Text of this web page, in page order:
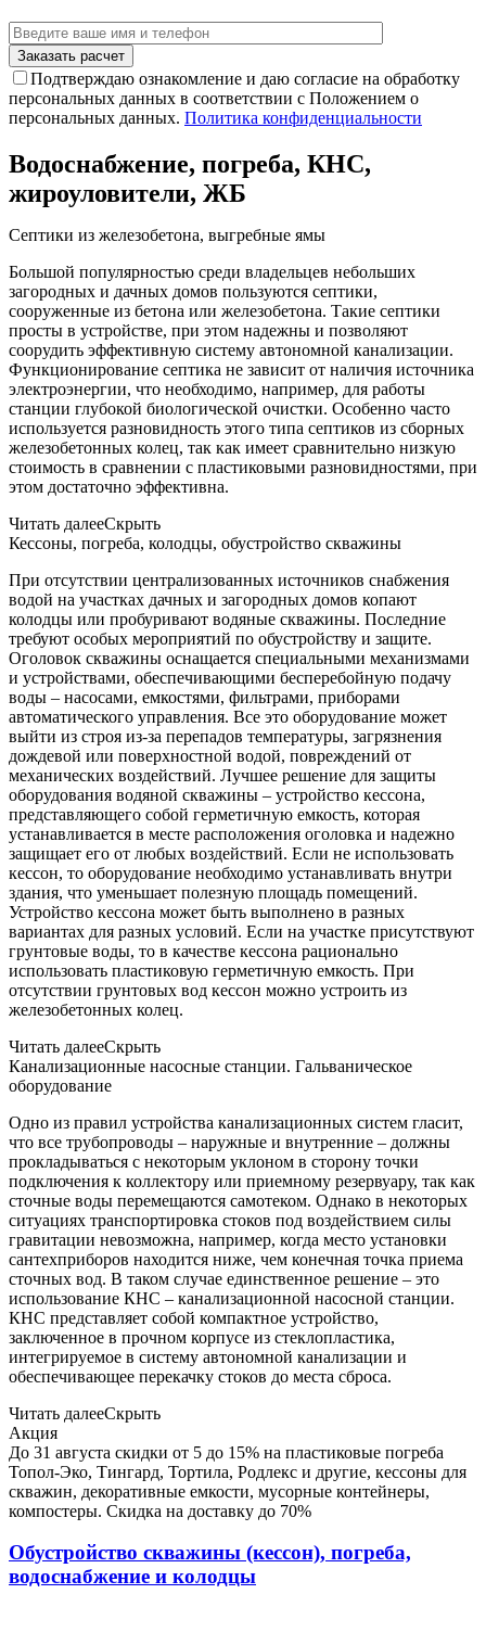
Подтверждаю ознакомление и даю согласие на обработку
персональных данных в соответствии с Положением о
персональных данных. Политика конфиденциальности
Водоснабжение, погреба, КНС,
жироуловители, ЖБ
Септики из железобетона, выгребные ямы
Большой популярностью среди владельцев небольших
загородных и дачных домов пользуются септики,
сооруженные из бетона или железобетона. Такие септики
просты в устройстве, при этом надежны и позволяют
соорудить эффективную систему автономной канализации.
Функционирование септика не зависит от наличия источника
электроэнергии, что необходимо, например, для работы
станции глубокой биологической очистки. Особенно часто
используется разновидность этого типа септиков из сборных
железобетонных колец, так как имеет сравнительно низкую
стоимость в сравнении с пластиковыми разновидностями, при
этом достаточно эффективна.
Читать далееСкрыть
Кессоны, погреба, колодцы, обустройство скважины
При отсутствии централизованных источников снабжения
водой на участках дачных и загородных домов копают
колодцы или пробуривают водяные скважины. Последние
требуют особых мероприятий по обустройству и защите.
Оголовок скважины оснащается специальными механизмами
и устройствами, обеспечивающими бесперебойную подачу
воды – насосами, емкостями, фильтрами, приборами
автоматического управления. Все это оборудование может
выйти из строя из-за перепадов температуры, загрязнения
дождевой или поверхностной водой, повреждений от
механических воздействий. Лучшее решение для защиты
оборудования водяной скважины – устройство кессона,
представляющего собой герметичную емкость, которая
устанавливается в месте расположения оголовка и надежно
защищает его от любых воздействий. Если не использовать
кессон, то оборудование необходимо устанавливать внутри
здания, что уменьшает полезную площадь помещений.
Устройство кессона может быть выполнено в разных
вариантах для разных условий. Если на участке присутствуют
грунтовые воды, то в качестве кессона рационально
использовать пластиковую герметичную емкость. При
отсутствии грунтовых вод кессон можно устроить из
железобетонных колец.
Читать далееСкрыть
Канализационные насосные станции. Гальваническое
оборудование
Одно из правил устройства канализационных систем гласит,
что все трубопроводы – наружные и внутренние – должны
прокладываться с некоторым уклоном в сторону точки
подключения к коллектору или приемному резервуару, так как
сточные воды перемещаются самотеком. Однако в некоторых
ситуациях транспортировка стоков под воздействием силы
гравитации невозможна, например, когда место установки
сантехприборов находится ниже, чем конечная точка приема
сточных вод. В таком случае единственное решение – это
использование КНС – канализационной насосной станции.
КНС представляет собой компактное устройство,
заключенное в прочном корпусе из стеклопластика,
интегрируемое в систему автономной канализации и
обеспечивающее перекачку стоков до места сброса.
Читать далееСкрыть
Акция
До 31 августа скидки от 5 до 15% на пластиковые погреба
Топол-Эко, Тингард, Тортила, Родлекс и другие, кессоны для
скважин, декоративные емкости, мусорные контейнеры,
компостеры. Скидка на доставку до 70%
Обустройство скважины (кессон), погреба,
водоснабжение и колодцы